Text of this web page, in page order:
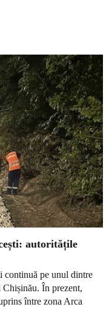
autoritățile
continuă pe unul dintre
În prezent,
între zona Arca